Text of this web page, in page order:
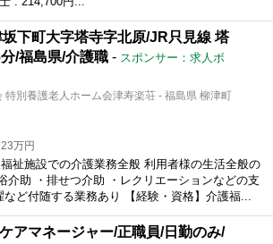
下町大字塔寺字北原/JR只見線 塔
/福島県/介護職 - スポンサー：求人ボ
特別養護老人ホーム会津寿楽荘 - 福島県 柳津町
万円
福祉施設での介護業務全般 利用者様の生活全般の
介助 ・排せつ介助 ・レクリエーションなどの支
ど付随する業務あり 【経験・資格】介護福...
アマネージャー/正職員/日勤のみ/